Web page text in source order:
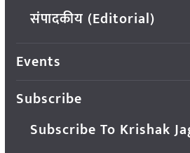
संपादकीय (Editorial)
Events
Subscribe
Subscribe To Krishak